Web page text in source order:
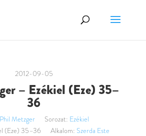
2012-09-05
– Ezékiel (Eze) 35–
36
Phil Metzger Sorozat: Ezékiel
(Eze) 35–36 Alkalom: Szerda Este